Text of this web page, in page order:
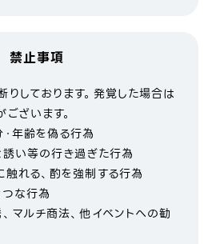
禁止事項
しております。発覚した場合は
ざいます。
年齢を偽る行為
誘い等の行き過ぎた行為
触れる、酌を強制する行為
つな行為
マルチ商法、他イベントへの勧